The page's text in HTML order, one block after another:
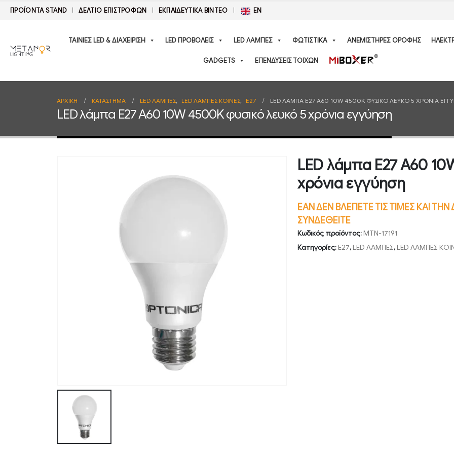
ΠΡΟΪΟΝΤΑ STAND ΔΕΛΤΊΟ ΕΠΙΣΤΡΟΦΏΝ ΕΚΠΑΙΔΕΥΤΙΚΑ ΒΙΝΤΕΟ EN
ΤΑΙΝΙΕΣ LED & ΔΙΑΧΕΙΡΙΣΗ LED ΠΡΟΒΟΛΕΙΣ LED ΛΑΜΠΕΣ ΦΩΤΙΣΤΙΚΑ ΑΝΕΜΙΣΤΗΡΕΣ ΟΡΟΦΗΣ
GADGETS ΕΠΕΝΔΥΣΕΙΣ ΤΟΙΧΩΝ
ΑΡΧΙΚΉ ΚΑΤΆΣΤΗΜΑ LED ΛΑΜΠΕΣ, LED ΛΑΜΠΕΣ ΚΟΙΝΕΣ, E27 LED ΛΆΜΠΑ E27 A60 10W 4500K ΦΥΣΙΚΌ ΛΕΥΚΌ 5 ΧΡΌΝΙΑ
LED λάμπα E27 A60 10W 4500K φυσικό λευκό 5 χρόνια εγγύηση
LED λάμπα E27 A60
χρόνια εγγύηση
ΕΑΝ ΔΕΝ ΒΛΕΠΕΤΕ ΤΙΣ ΤΙΜΕΣ ΚΑΙ
ΣΥΝΔΕΘΕΙΤΕ
Κωδικός προϊόντος:MTN-17191
Κατηγορίες:E27,LED ΛΑΜΠΕΣ,LED ΛΑΜΠΕΣ